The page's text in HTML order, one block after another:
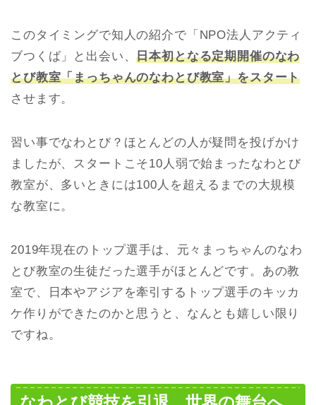
このタイミングで知人の紹介で「NPO法人アクティ
ブつくば」と出会い、日本初となる定期開催のなわ
とび教室「まっちゃんのなわとび教室」をスタート
させます。
習い事でなわとび？ほとんどの人が疑問を投げかけ
ましたが、スタートこそ10人弱で始まったなわとび
教室が、多いときには100人を超えるまでの大規模
な教室に。
2019年現在のトップ選手は、元々まっちゃんのなわ
とび教室の生徒だった選手がほとんどです。あの教
室で、日本やアジアを牽引するトップ選手のキッカ
ケ作りができたのかと思うと、なんとも嬉しい限り
ですね。